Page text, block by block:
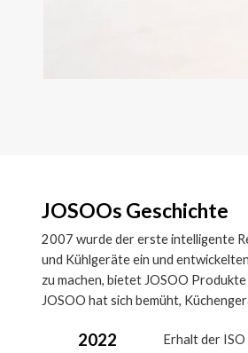
JOSOOs Geschichte
2007 wurde der erste intelligente
und Kühlgeräte ein und
zu machen, bietet JOSOO
JOSOO hat sich bemüht,
2022 Erhalt der